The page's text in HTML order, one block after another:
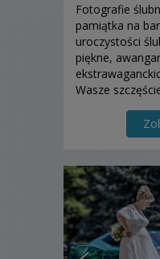
Fotografie
pamiątka na
uroczystości
piękne,
Wasze
zapoznania się